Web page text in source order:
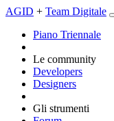
AGID + Team Digitale
Piano Triennale
Le community
Developers
Designers
Gli strumenti